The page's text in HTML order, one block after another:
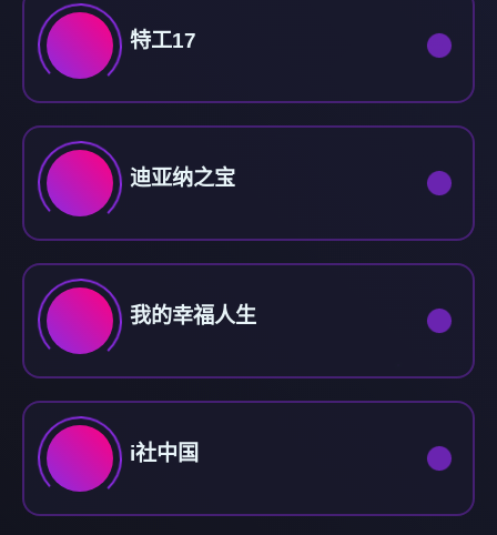
特工17
迪亚纳之宝
我的幸福人生
i社中国